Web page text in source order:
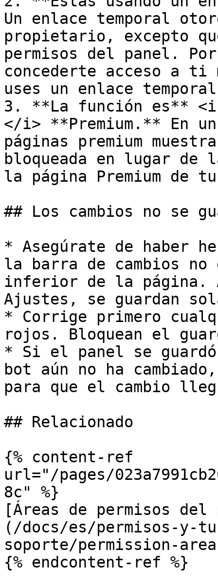
Un enlace temporal
propietario, excepto
permisos del panel.
concederte acceso a ti
uses un enlace
3. **La función es** <i
</i> **Premium.** En
páginas premium
bloqueada en lugar de
la página Premium de
## Los cambios no se
* Asegúrate de haber
la barra de cambios no
inferior de la página.
Ajustes, se guardan
* Corrige primero
rojos. Bloquean el
* Si el panel se
bot aún no ha
para que el cambio
## Relacionado
{% content-ref
url="/pages/
8c" %}
[Áreas de permisos
(/docs/es/permisos-y-
soporte/permission-
{% endcontent-ref %}